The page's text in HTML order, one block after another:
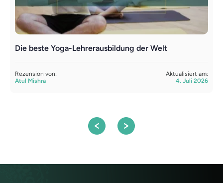
Die beste Yoga-Lehrerausbildung der Welt
Rezension von:
Atul Mishra
Aktualisiert am:
4. Juli 2026